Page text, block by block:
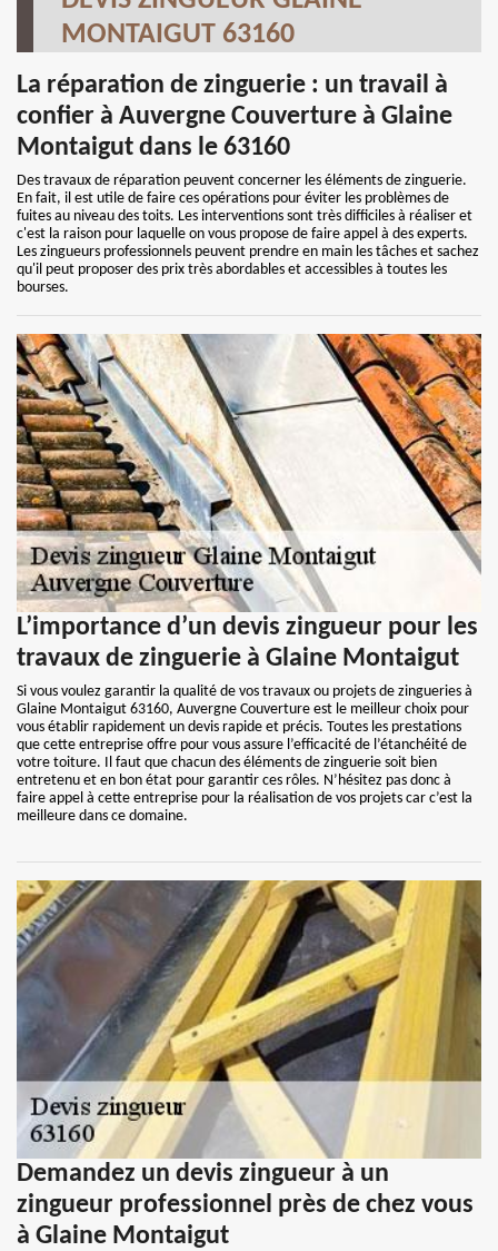
MONTAIGUT 63160
La réparation de zinguerie : un travail à
confier à Auvergne Couverture à Glaine
Montaigut dans le 63160
Des travaux de réparation peuvent concerner les éléments de zinguerie.
En fait, il est utile de faire ces opérations pour éviter les problèmes de
fuites au niveau des toits. Les interventions sont très difficiles à réaliser et
c'est la raison pour laquelle on vous propose de faire appel à des experts.
Les zingueurs professionnels peuvent prendre en main les tâches et sachez
qu'il peut proposer des prix très abordables et accessibles à toutes les
bourses.
L’importance d’un devis zingueur pour les
travaux de zinguerie à Glaine Montaigut
Si vous voulez garantir la qualité de vos travaux ou projets de zingueries à
Glaine Montaigut 63160, Auvergne Couverture est le meilleur choix pour
vous établir rapidement un devis rapide et précis. Toutes les prestations
que cette entreprise offre pour vous assure l’efficacité de l’étanchéité de
votre toiture. Il faut que chacun des éléments de zinguerie soit bien
entretenu et en bon état pour garantir ces rôles. N’hésitez pas donc à
faire appel à cette entreprise pour la réalisation de vos projets car c’est la
meilleure dans ce domaine.
Demandez un devis zingueur à un
zingueur professionnel près de chez vous
à Glaine Montaigut